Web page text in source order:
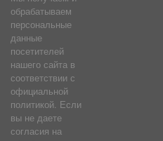
обрабатываем
персональные
данные
посетителей
нашего сайта в
соответствии с
официальной
политикой. Если
вы не даете
согласия на